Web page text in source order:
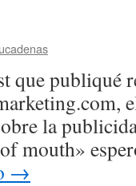
que publiqué
la
mouth»
→